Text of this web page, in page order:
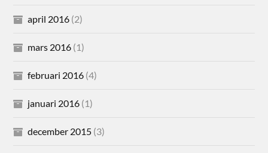
april 2016 (2)
mars 2016 (1)
februari 2016 (4)
januari 2016 (1)
december 2015 (3)